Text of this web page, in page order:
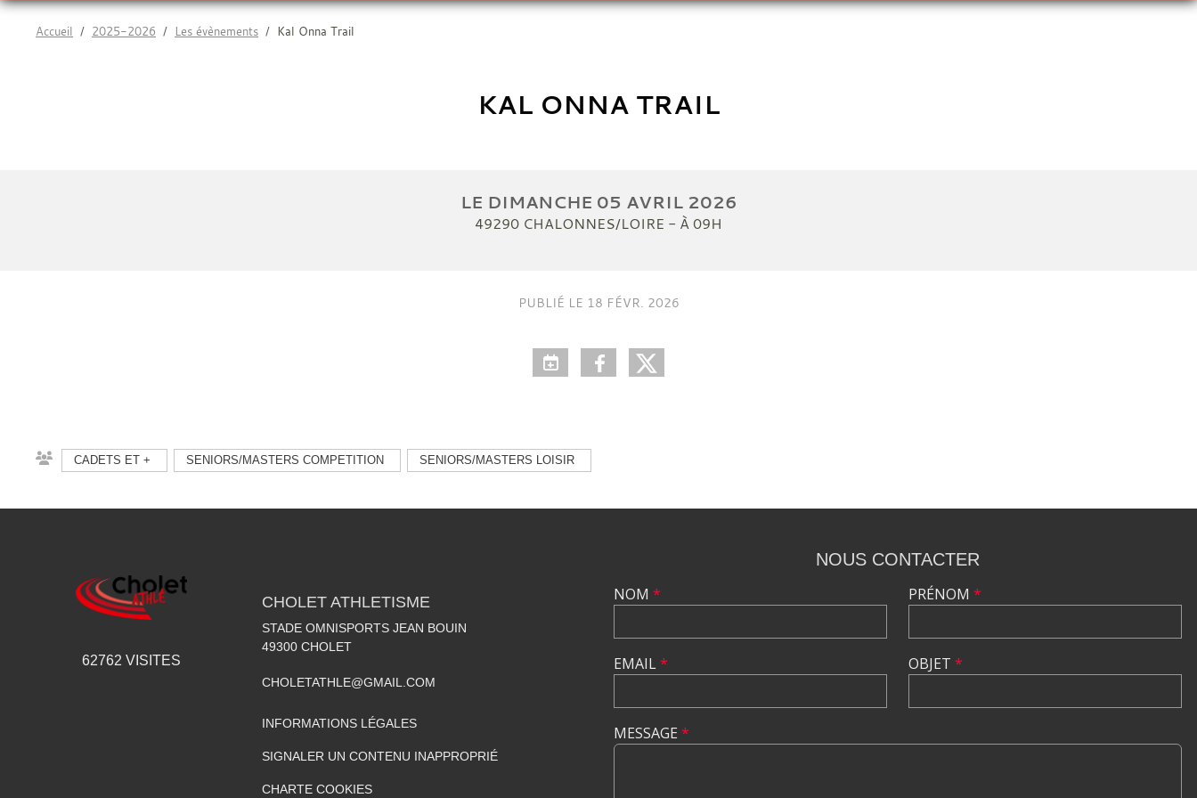
Accueil 2025-2026 Les évènements Kal Onna Trail
KAL ONNA TRAIL
LE DIMANCHE 05 AVRIL 2026
49290 CHALONNES/LOIRE - À 09H
PUBLIÉ LE 18 FÉVR. 2026
CADETS ET + SENIORS/MASTERS COMPETITION SENIORS/MASTERS LOISIR
62762 VISITES
CHOLET ATHLETISME
STADE OMNISPORTS JEAN BOUIN
49300 CHOLET
CHOLETATHLE@GMAIL.COM
INFORMATIONS LÉGALES
SIGNALER UN CONTENU INAPPROPRIÉ
CHARTE COOKIES
NOUS CONTACTER
NOM *
EMAIL*
PRÉNOM *
OBJET *
MESSAGE *